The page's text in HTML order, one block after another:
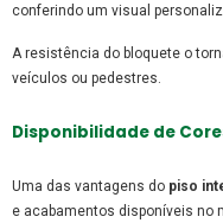
conferindo um visual
A resistência do bloquete o
veículos ou pedestres.
Disponibilidade de
Uma das vantagens do piso
e acabamentos disponíveis no